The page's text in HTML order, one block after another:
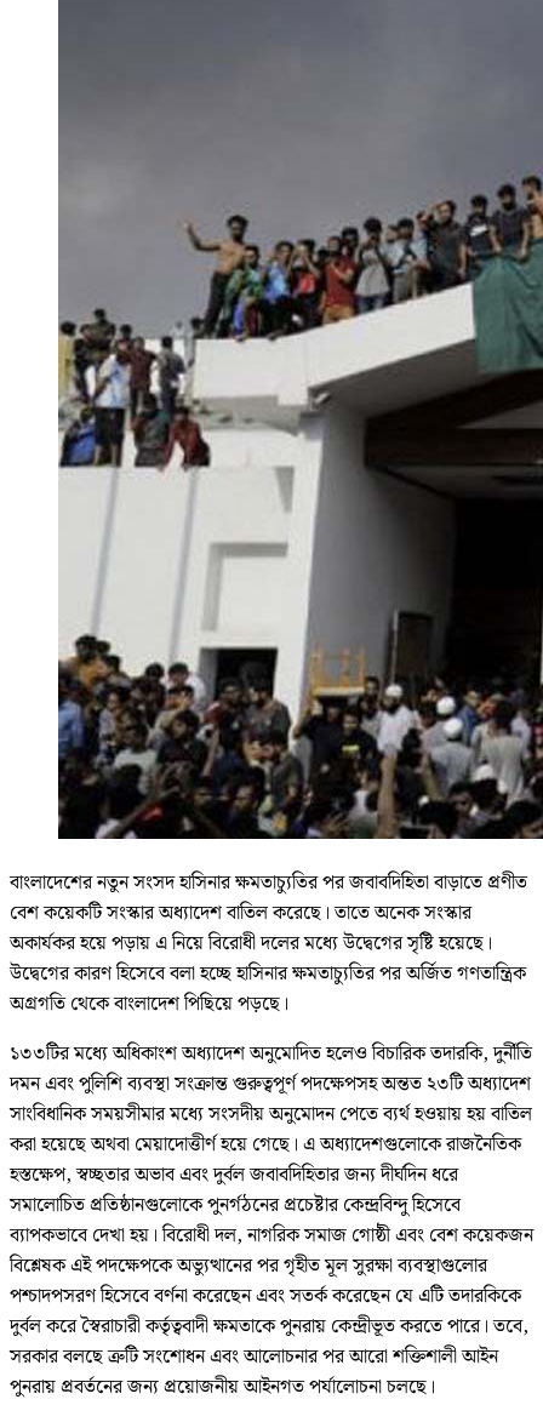
বাংলাদেশের নতুন সংসদ হাসিনার ক্ষমতাচ্যুতির পর জবাবদিহিতা বাড়াতে প্রণীত
বেশ কয়েকটি সংস্কার অধ্যাদেশ বাতিল করেছে। তাতে অনেক সংস্কার
অকার্যকর হয়ে পড়ায় এ নিয়ে বিরোধী দলের মধ্যে উদ্বেগের সৃষ্টি হয়েছে।
উদ্বেগের কারণ হিসেবে বলা হচ্ছে হাসিনার ক্ষমতাচ্যুতির পর অর্জিত গণতান্ত্রিক
অগ্রগতি থেকে বাংলাদেশ পিছিয়ে পড়ছে।
১৩৩টির মধ্যে অধিকাংশ অধ্যাদেশ অনুমোদিত হলেও বিচারিক তদারকি, দুর্নীতি
দমন এবং পুলিশি ব্যবস্থা সংক্রান্ত গুরুত্বপূর্ণ পদক্ষেপসহ অন্তত ২৩টি অধ্যাদেশ
সাংবিধানিক সময়সীমার মধ্যে সংসদীয় অনুমোদন পেতে ব্যর্থ হওয়ায় হয় বাতিল
করা হয়েছে অথবা মেয়াদোত্তীর্ণ হয়ে গেছে। এ অধ্যাদেশগুলোকে রাজনৈতিক
হস্তক্ষেপ, স্বচ্ছতার অভাব এবং দুর্বল জবাবদিহিতার জন্য দীর্ঘদিন ধরে
সমালোচিত প্রতিষ্ঠানগুলোকে পুনর্গঠনের প্রচেষ্টার কেন্দ্রবিন্দু হিসেবে
ব্যাপকভাবে দেখা হয়। বিরোধী দল, নাগরিক সমাজ গোষ্ঠী এবং বেশ কয়েকজন
বিশ্লেষক এই পদক্ষেপকে অভ্যুত্থানের পর গৃহীত মূল সুরক্ষা ব্যবস্থাগুলোর
পশ্চাদপসরণ হিসেবে বর্ণনা করেছেন এবং সতর্ক করেছেন যে এটি তদারকিকে
দুর্বল করে স্বৈরাচারী কর্তৃত্ববাদী ক্ষমতাকে পুনরায় কেন্দ্রীভূত করতে পারে। তবে,
সরকার বলছে ত্রুটি সংশোধন এবং আলোচনার পর আরো শক্তিশালী আইন
পুনরায় প্রবর্তনের জন্য প্রয়োজনীয় আইনগত পর্যালোচনা চলছে।